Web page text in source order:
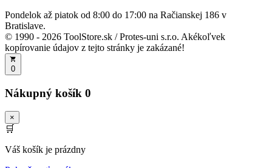
Pondelok až piatok od 8:00 do 17:00 na Račianskej 186 v
Bratislave.
© 1990 - 2026 ToolStore.sk / Protes-uni s.r.o. Akékoľvek
kopírovanie údajov z tejto stránky je zakázané!
0
Nákupný košík 0
×
🛒
Váš košík je prázdny